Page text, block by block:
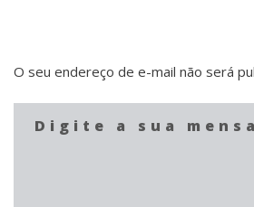
O seu endereço de e-mail não será